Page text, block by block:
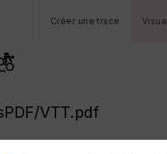
Créer une trace
VTT.pdf